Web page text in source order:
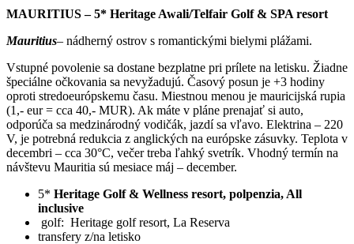
MAURITIUS – 5* Heritage Awali/Telfair Golf & SPA resort
Mauritius– nádherný ostrov s romantickými bielymi plážami.
Vstupné povolenie sa dostane bezplatne pri prílete na letisku. Žiadne
špeciálne očkovania sa nevyžadujú. Časový posun je +3 hodiny
oproti stredoeurópskemu času. Miestnou menou je mauricijská rupia
(1,- eur = cca 40,- MUR). Ak máte v pláne prenajať si auto,
odporúča sa medzinárodný vodičák, jazdí sa vľavo. Elektrina – 220
V, je potrebná redukcia z anglických na európske zásuvky. Teplota v
decembri – cca 30°C, večer treba ľahký svetrík. Vhodný termín na
návštevu Mauritia sú mesiace máj – december.
5* Heritage Golf & Wellness resort, polpenzia, All
inclusive
golf: Heritage golf resort, La Reserva
transfery z/na letisko